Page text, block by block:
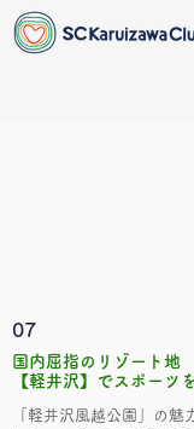
07
国内屈指のリゾート地
【軽井沢】でスポーツ
軽井沢風越公園
の魅